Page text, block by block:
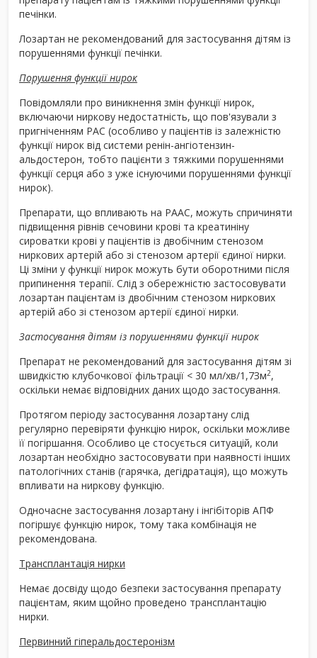
печінки.
Лозартан не рекомендований для застосування дітям із
порушеннями функції печінки.
Порушення функції нирок
Повідомляли про виникнення змін функції нирок,
включаючи ниркову недостатність, що пов'язували з
пригніченням РАС (особливо у пацієнтів із залежністю
функції нирок від системи ренін-ангіотензин-
альдостерон, тобто пацієнти з тяжкими порушеннями
функції серця або з уже існуючими порушеннями функції
нирок).
Препарати, що впливають на РААС, можуть спричиняти
підвищення рівнів сечовини крові та креатиніну
сироватки крові у пацієнтів із двобічним стенозом
ниркових артерій або зі стенозом артерії єдиної нирки.
Ці зміни у функції нирок можуть бути оборотними після
припинення терапії. Слід з обережністю застосовувати
лозартан пацієнтам із двобічним стенозом ниркових
артерій або зі стенозом артерії єдиної нирки.
Застосування дітям із порушеннями функції нирок
Препарат не рекомендований для застосування дітям зі
швидкістю клубочкової фільтрації < 30 мл/хв/1,7Зм2,
оскільки немає відповідних даних щодо застосування.
Протягом періоду застосування лозартану слід
регулярно перевіряти функцію нирок, оскільки можливе
її погіршання. Особливо це стосується ситуацій, коли
лозартан необхідно застосовувати при наявності інших
патологічних станів (гарячка, дегідратація), що можуть
впливати на ниркову функцію.
Одночасне застосування лозартану і інгібіторів АПФ
погіршує функцію нирок, тому така комбінація не
рекомендована.
Трансплантація нирки
Немає досвіду щодо безпеки застосування препарату
пацієнтам, яким щойно проведено трансплантацію
нирки.
Первинний гіперальдостеронізм